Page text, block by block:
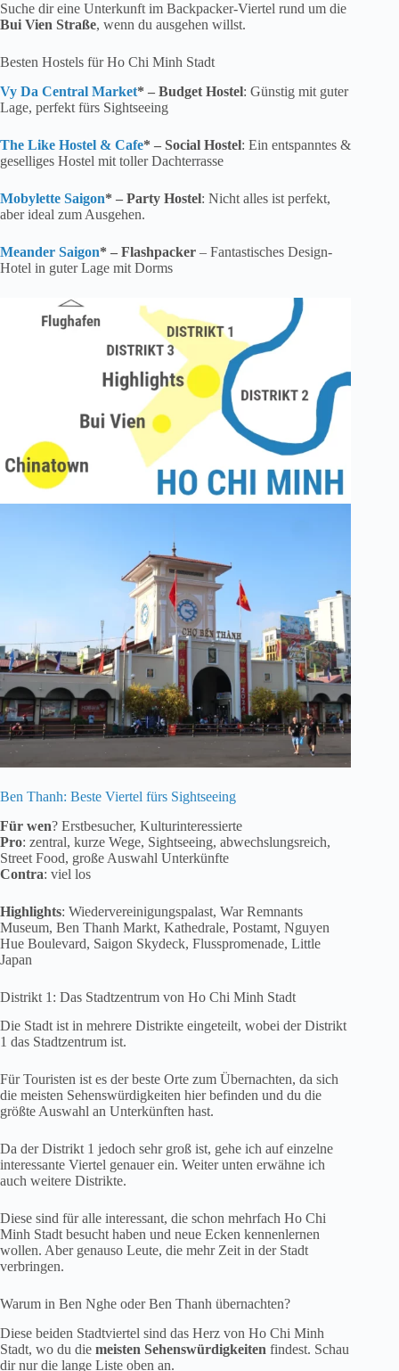
Suche dir eine Unterkunft im Backpacker-Viertel rund um die
Bui Vien Straße, wenn du ausgehen willst.
Besten Hostels für Ho Chi Minh Stadt
Vy Da Central Market* – Budget Hostel: Günstig mit guter
Lage, perfekt fürs Sightseeing
The Like Hostel & Cafe* – Social Hostel: Ein entspanntes &
geselliges Hostel mit toller Dachterrasse
Mobylette Saigon* – Party Hostel: Nicht alles ist perfekt,
aber ideal zum Ausgehen.
Meander Saigon* – Flashpacker – Fantastisches Design-
Hotel in guter Lage mit Dorms
Ben Thanh: Beste Viertel fürs Sightseeing
Für wen? Erstbesucher, Kulturinteressierte
Pro: zentral, kurze Wege, Sightseeing, abwechslungsreich,
Street Food, große Auswahl Unterkünfte
Contra: viel los
Highlights: Wiedervereinigungspalast, War Remnants
Museum, Ben Thanh Markt, Kathedrale, Postamt, Nguyen
Hue Boulevard, Saigon Skydeck, Flusspromenade, Little
Japan
Distrikt 1: Das Stadtzentrum von Ho Chi Minh Stadt
Die Stadt ist in mehrere Distrikte eingeteilt, wobei der Distrikt
1 das Stadtzentrum ist.
Für Touristen ist es der beste Orte zum Übernachten, da sich
die meisten Sehenswürdigkeiten hier befinden und du die
größte Auswahl an Unterkünften hast.
Da der Distrikt 1 jedoch sehr groß ist, gehe ich auf einzelne
interessante Viertel genauer ein. Weiter unten erwähne ich
auch weitere Distrikte.
Diese sind für alle interessant, die schon mehrfach Ho Chi
Minh Stadt besucht haben und neue Ecken kennenlernen
wollen. Aber genauso Leute, die mehr Zeit in der Stadt
verbringen.
Warum in Ben Nghe oder Ben Thanh übernachten?
Diese beiden Stadtviertel sind das Herz von Ho Chi Minh
Stadt, wo du die meisten Sehenswürdigkeiten findest. Schau
dir nur die lange Liste oben an.